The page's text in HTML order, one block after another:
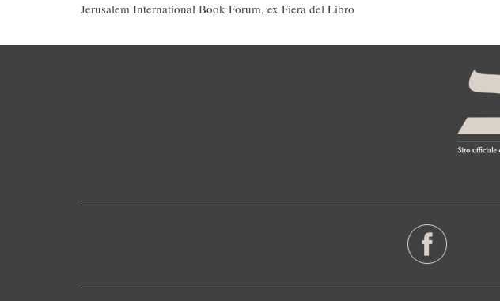
Jerusalem International Book Forum, ex Fiera del Libro